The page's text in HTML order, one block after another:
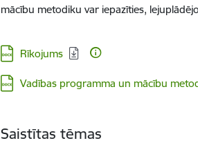
mācību metodiku var iepazīties,
Lejupielādēt:
Rīkojums
Lejupielādēt:
Vadības programma un mācību
Saistītas tēmas